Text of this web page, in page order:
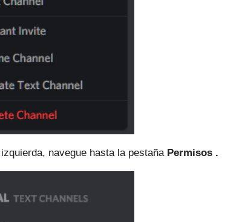
navegue hasta la pestaña Permisos .